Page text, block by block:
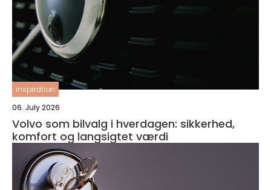
inspiration
06. July 2026
Volvo som bilvalg i hverdagen: sikkerhed,
komfort og langsigtet værdi